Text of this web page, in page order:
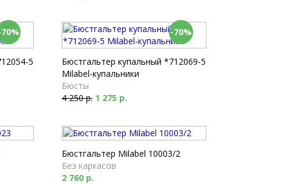
5
-70%
Бюстгальтер купальный *712069-5
Milabel-купальники
Бюсты
4 250 р. 1 275 р.
Бюстгальтер Milabel 10003/2
Без каркасов
2 760 р.